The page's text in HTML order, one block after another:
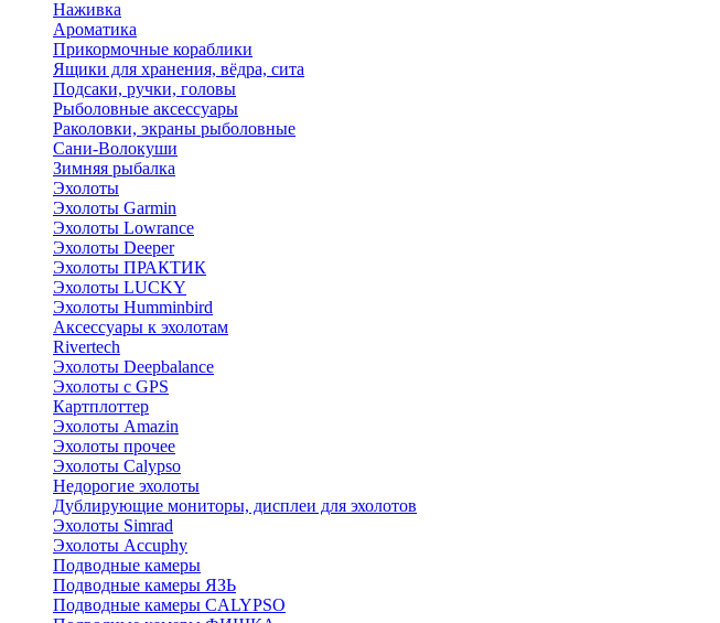
Наживка
Ароматика
Прикормочные кораблики
Ящики для хранения, вёдра, сита
Подсаки, ручки, головы
Рыболовные аксессуары
Раколовки, экраны рыболовные
Сани-Волокуши
Зимняя рыбалка
Эхолоты
Эхолоты Garmin
Эхолоты Lowrance
Эхолоты Deeper
Эхолоты ПРАКТИК
Эхолоты LUCKY
Эхолоты Humminbird
Аксессуары к эхолотам
Rivertech
Эхолоты Deepbalance
Эхолоты с GPS
Картплоттер
Эхолоты Amazin
Эхолоты прочее
Эхолоты Calypso
Недорогие эхолоты
Дублирующие мониторы, дисплеи для эхолотов
Эхолоты Simrad
Эхолоты Accuphy
Подводные камеры
Подводные камеры ЯЗЬ
Подводные камеры CALYPSO